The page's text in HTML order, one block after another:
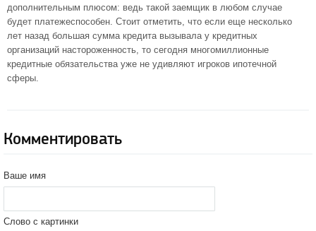
дополнительным плюсом: ведь такой заемщик в любом случае
будет платежеспособен. Стоит отметить, что если еще несколько
лет назад большая сумма кредита вызывала у кредитных
организаций настороженность, то сегодня многомиллионные
кредитные обязательства уже не удивляют игроков ипотечной
сферы.
Комментировать
Ваше имя
Слово с картинки